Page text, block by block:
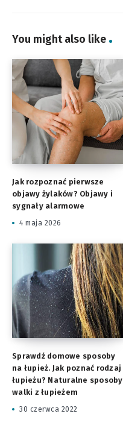
You might also like
Jak rozpoznać pierwsze
objawy żylaków? Objawy i
sygnały alarmowe
4 maja 2026
Sprawdź domowe sposoby
na łupież. Jak poznać rodzaj
łupieżu? Naturalne sposoby
walki z łupieżem
30 czerwca 2022